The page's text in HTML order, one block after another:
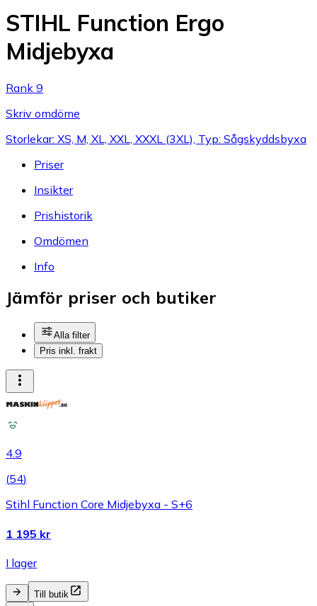
STIHL Function Ergo
Midjebyxa
Rank 9
Skriv omdöme
Storlekar: XS, M, XL, XXL, XXXL (3XL), Typ: Sågskyddsbyxa
Priser
Insikter
Prishistorik
Omdömen
Info
Jämför priser och butiker
Alla filter
Pris inkl. frakt
4.9
(54)
Stihl Function Core Midjebyxa - S+6
1 195 kr
I lager
Till butik